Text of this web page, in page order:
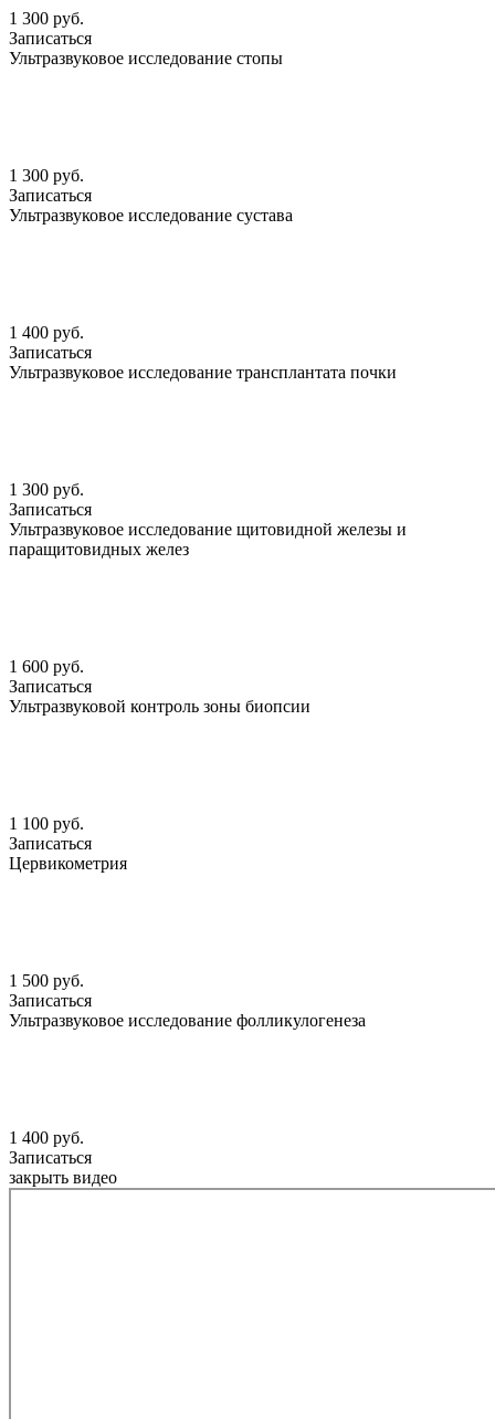
1 300 руб.
Записаться
Ультразвуковое исследование стопы
1 300 руб.
Записаться
Ультразвуковое исследование сустава
1 400 руб.
Записаться
Ультразвуковое исследование трансплантата почки
1 300 руб.
Записаться
Ультразвуковое исследование щитовидной железы и
паращитовидных желез
1 600 руб.
Записаться
Ультразвуковой контроль зоны биопсии
1 100 руб.
Записаться
Цервикометрия
1 500 руб.
Записаться
Ультразвуковое исследование фолликулогенеза
1 400 руб.
Записаться
закрыть видео